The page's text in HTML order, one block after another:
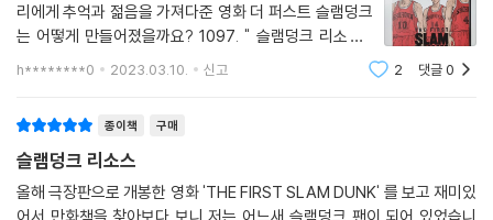
리에게 추억과 젊음을 가져다준 영화 더 퍼스트 슬램덩크
는 어떻게 만들어졌을까요? 1097. " 슬램덩크 리소스 "
입니다. 중학교 시절 친구가 빌려준 만화책에서 나
h********0 2023.03.10. 신고 2 댓글0
종이책 구매
슬램덩크 리소스
올해 극장판으로 개봉한 영화 'THE FIRST SLAM DUNK' 를 보고 재미있